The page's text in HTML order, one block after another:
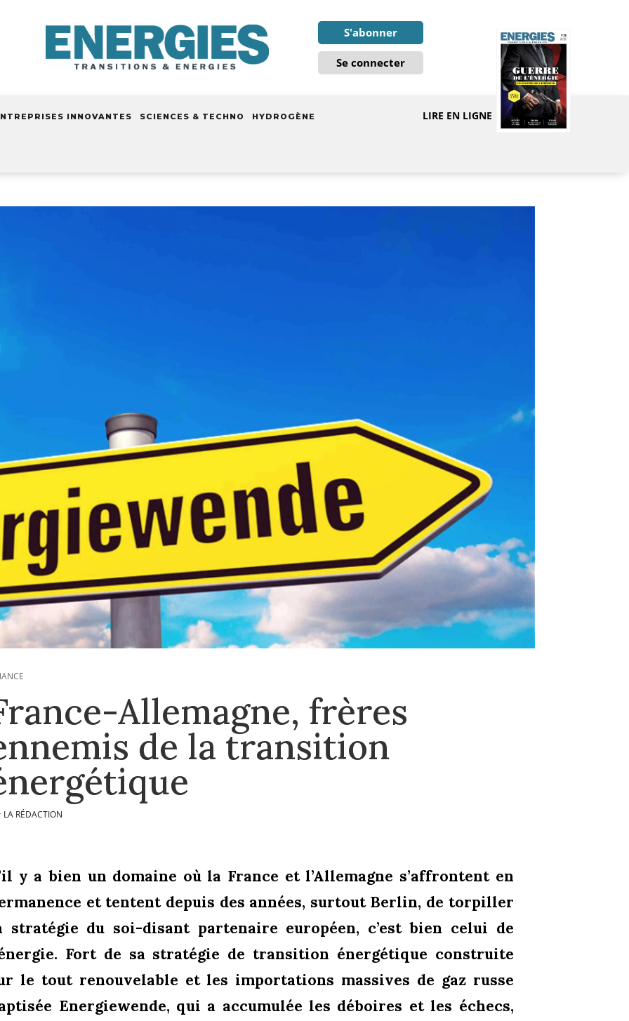
S'abonner
Se connecter
INNOVANTES SCIENCES & TECHNO HYDROGÈNE LIRE EN LIGNE
Allemagne, frères
de la transition
LA RÉDACTION
y a bien un domaine où la France et l’Allemagne s’affrontent en
et tentent depuis des années, surtout Berlin, de torpiller
stratégie du soi-disant partenaire européen, c’est bien celui de
Fort de sa stratégie de transition énergétique construite
le tout renouvelable et les importations massives de gaz russe
Energiewende, qui a accumulée les déboires et les échecs,